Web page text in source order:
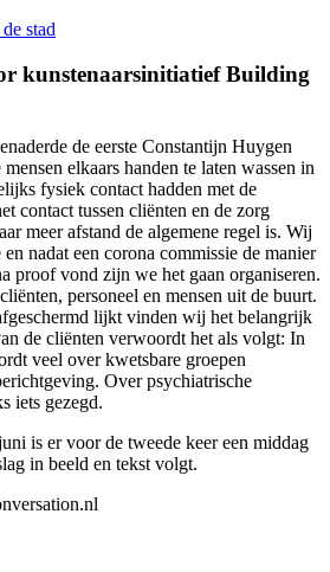
stad
kunstenaarsinitiatief Building
de eerste Constantijn Huygen
elkaars handen te laten wassen in
fysiek contact hadden met de
contact tussen cliënten en de zorg
meer afstand de algemene regel is. Wij
nadat een corona commissie de manier
proof vond zijn we het gaan organiseren.
personeel en mensen uit de buurt.
lijkt vinden wij het belangrijk
de cliënten verwoordt het als volgt: In
veel over kwetsbare groepen
Over psychiatrische
iets gezegd.
is er voor de tweede keer een middag
in beeld en tekst volgt.